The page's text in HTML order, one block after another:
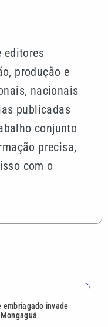
editores
produção e
nacionais
publicadas
conjunto
precisa,
com o
embriagado invade